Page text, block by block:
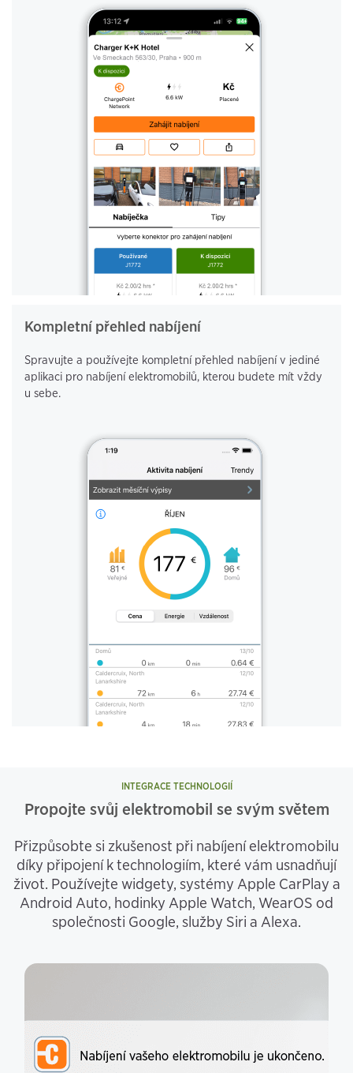
Kompletní přehled nabíjení
Spravujte a používejte kompletní přehled nabíjení v jediné
aplikaci pro nabíjení elektromobilů, kterou budete mít vždy
u sebe.
INTEGRACE TECHNOLOGIÍ
Propojte svůj elektromobil se svým světem
Přizpůsobte si zkušenost při nabíjení elektromobilu
díky připojení k technologiím, které vám usnadňují
život. Používejte widgety, systémy Apple CarPlay a
Android Auto, hodinky Apple Watch, WearOS od
společnosti Google, služby Siri a Alexa.